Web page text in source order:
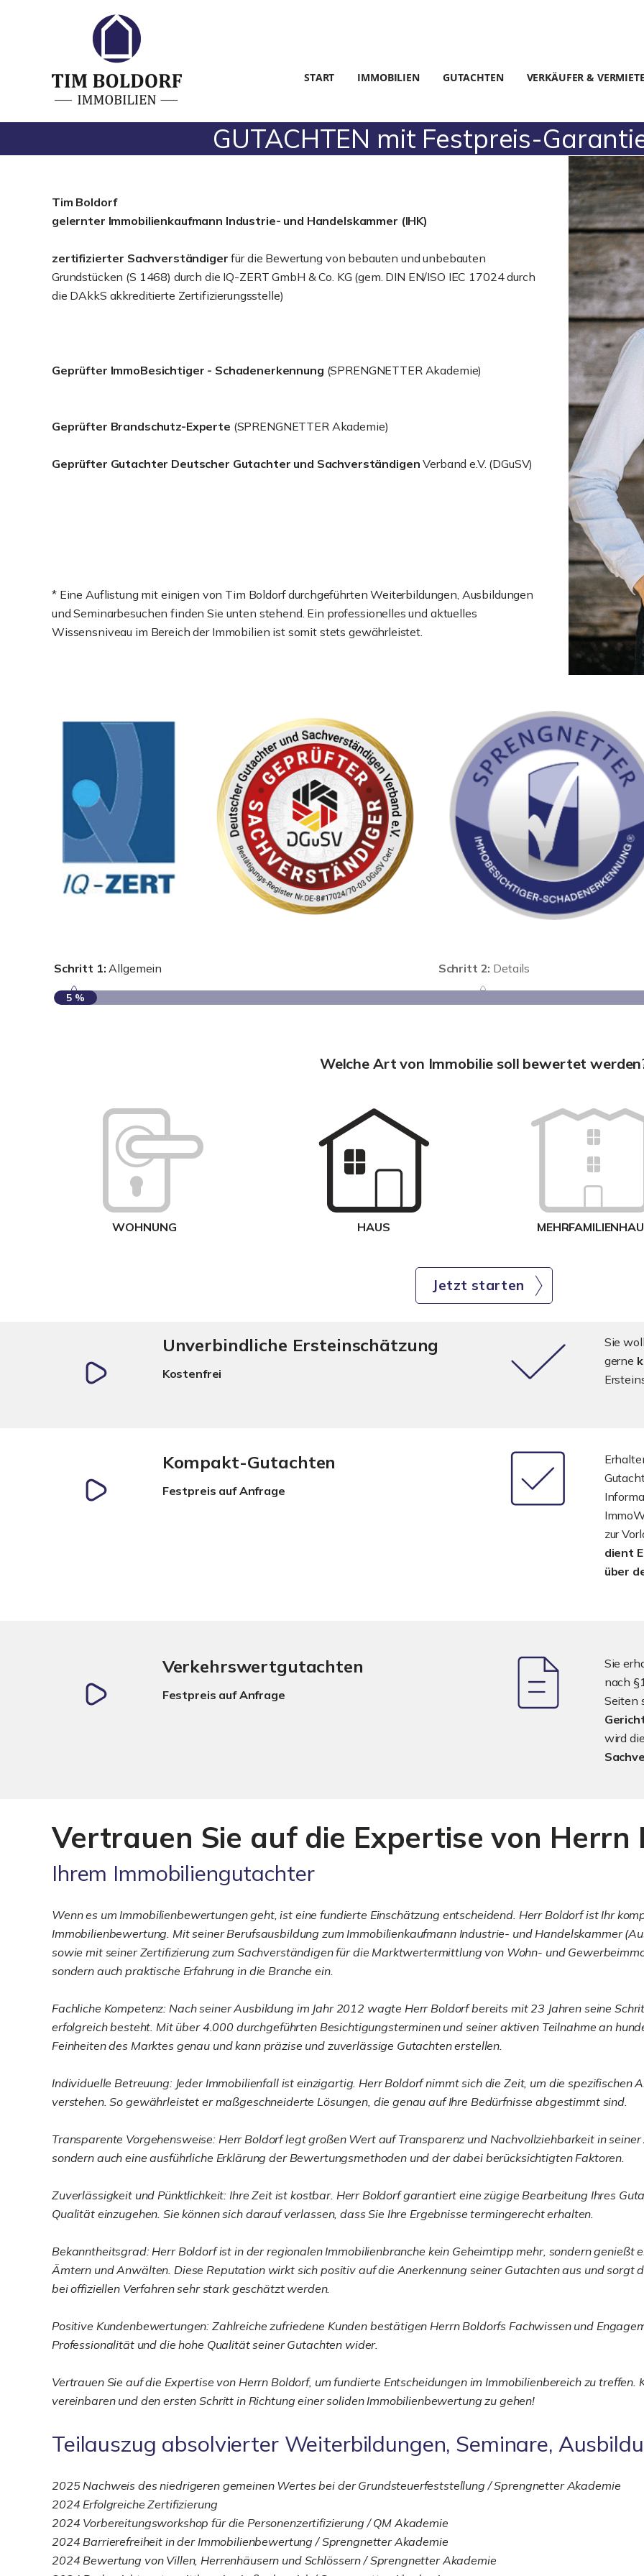
START IMMOBILIEN GUTACHTEN VERKÄUFER &
GUTACHTEN mit Festpreis-
Tim Boldorf
gelernter Immobilienkaufmann Industrie- und Handelskammer (IHK)
zertifizierter Sachverständiger für die Bewertung von bebauten und unbebauten
Grundstücken (S 1468) durch die IQ-ZERT GmbH & Co. KG (gem. DIN EN/ISO IEC 17024 durch
die DAkkS akkreditierte Zertifizierungsstelle)
Geprüfter ImmoBesichtiger - Schadenerkennung (SPRENGNETTER Akademie)
Geprüfter Brandschutz-Experte (SPRENGNETTER Akademie)
Geprüfter Gutachter Deutscher Gutachter und Sachverständigen Verband e.V. (DGuSV)
* Eine Auflistung mit einigen von Tim Boldorf durchgeführten Weiterbildungen, Ausbildungen
und Seminarbesuchen finden Sie unten stehend. Ein professionelles und aktuelles
Wissensniveau im Bereich der Immobilien ist somit stets gewährleistet.
Schritt 1: Allgemein Schritt 2: Details
5 %
Welche Art von Immobilie soll bewertet
WOHNUNG HAUS
Jetzt starten
Unverbindliche Ersteinschätzung
Kostenfrei
Sie
gerne
Kompakt-Gutachten
Festpreis auf Anfrage
zur
dient
über
Verkehrswertgutachten
Festpreis auf Anfrage
Sie
nach
Seiten
wird
Vertrauen Sie auf die Expertise von Herrn
Ihrem Immobiliengutachter
Wenn es um Immobilienbewertungen geht, ist eine fundierte Einschätzung entscheidend. Herr Boldorf ist Ihr
Immobilienbewertung. Mit seiner Berufsausbildung zum Immobilienkaufmann Industrie- und Handelskammer
sowie mit seiner Zertifizierung zum Sachverständigen für die Marktwertermittlung von Wohn- und
sondern auch praktische Erfahrung in die Branche ein.
Fachliche Kompetenz: Nach seiner Ausbildung im Jahr 2012 wagte Herr Boldorf bereits mit 23 Jahren seine
erfolgreich besteht. Mit über 4.000 durchgeführten Besichtigungsterminen und seiner aktiven Teilnahme an
Feinheiten des Marktes genau und kann präzise und zuverlässige Gutachten erstellen.
Individuelle Betreuung: Jeder Immobilienfall ist einzigartig. Herr Boldorf nimmt sich die Zeit, um die spezifischen
verstehen. So gewährleistet er maßgeschneiderte Lösungen, die genau auf Ihre Bedürfnisse abgestimmt sind.
Transparente Vorgehensweise: Herr Boldorf legt großen Wert auf Transparenz und Nachvollziehbarkeit in
sondern auch eine ausführliche Erklärung der Bewertungsmethoden und der dabei berücksichtigten Faktoren.
Zuverlässigkeit und Pünktlichkeit: Ihre Zeit ist kostbar. Herr Boldorf garantiert eine zügige Bearbeitung Ihres
Qualität einzugehen. Sie können sich darauf verlassen, dass Sie Ihre Ergebnisse termingerecht erhalten.
Bekanntheitsgrad: Herr Boldorf ist in der regionalen Immobilienbranche kein Geheimtipp mehr, sondern genießt
Ämtern und Anwälten. Diese Reputation wirkt sich positiv auf die Anerkennung seiner Gutachten aus und sorgt
bei offiziellen Verfahren sehr stark geschätzt werden.
Positive Kundenbewertungen: Zahlreiche zufriedene Kunden bestätigen Herrn Boldorfs Fachwissen und
Professionalität und die hohe Qualität seiner Gutachten wider.
Vertrauen Sie auf die Expertise von Herrn Boldorf, um fundierte Entscheidungen im Immobilienbereich zu treffen.
vereinbaren und den ersten Schritt in Richtung einer soliden Immobilienbewertung zu gehen!
Teilauszug absolvierter Weiterbildungen, Seminare,
2025 Nachweis des niedrigeren gemeinen Wertes bei der Grundsteuerfeststellung / Sprengnetter Akademie
2024 Erfolgreiche Zertifizierung
2024 Vorbereitungsworkshop für die Personenzertifizierung / QM Akademie
2024 Barrierefreiheit in der Immobilienbewertung / Sprengnetter Akademie
2024 Bewertung von Villen, Herrenhäusern und Schlössern / Sprengnetter Akademie